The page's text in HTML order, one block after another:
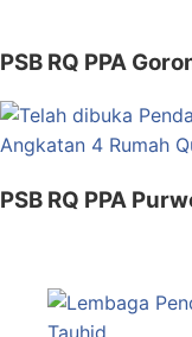
PSB RQ PPA
PSB RQ PPA